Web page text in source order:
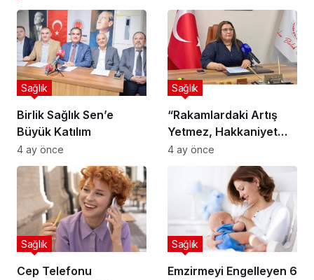
Birlik Sağlık Sen’e
Büyük Katılım
Sağlık
4 ay önce
“Rakamlardaki Artış
Yetmez, Hakkaniyet
Cüzdanda
Hissedilmelidir”
Sağlık
4 ay önce
Cep Telefonu
Sağlık
Emzirmeyi Engelleyen 6
Sağlık